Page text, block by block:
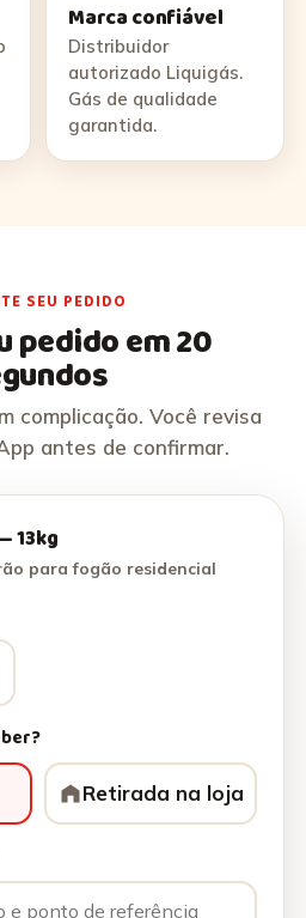
Marca confiável
Distribuidor
autorizado Liquigás.
Gás de qualidade
garantida.
SEU PEDIDO
pedido em 20
complicação. Você revisa
antes de confirmar.
13kg
para fogão residencial
Retirada na loja